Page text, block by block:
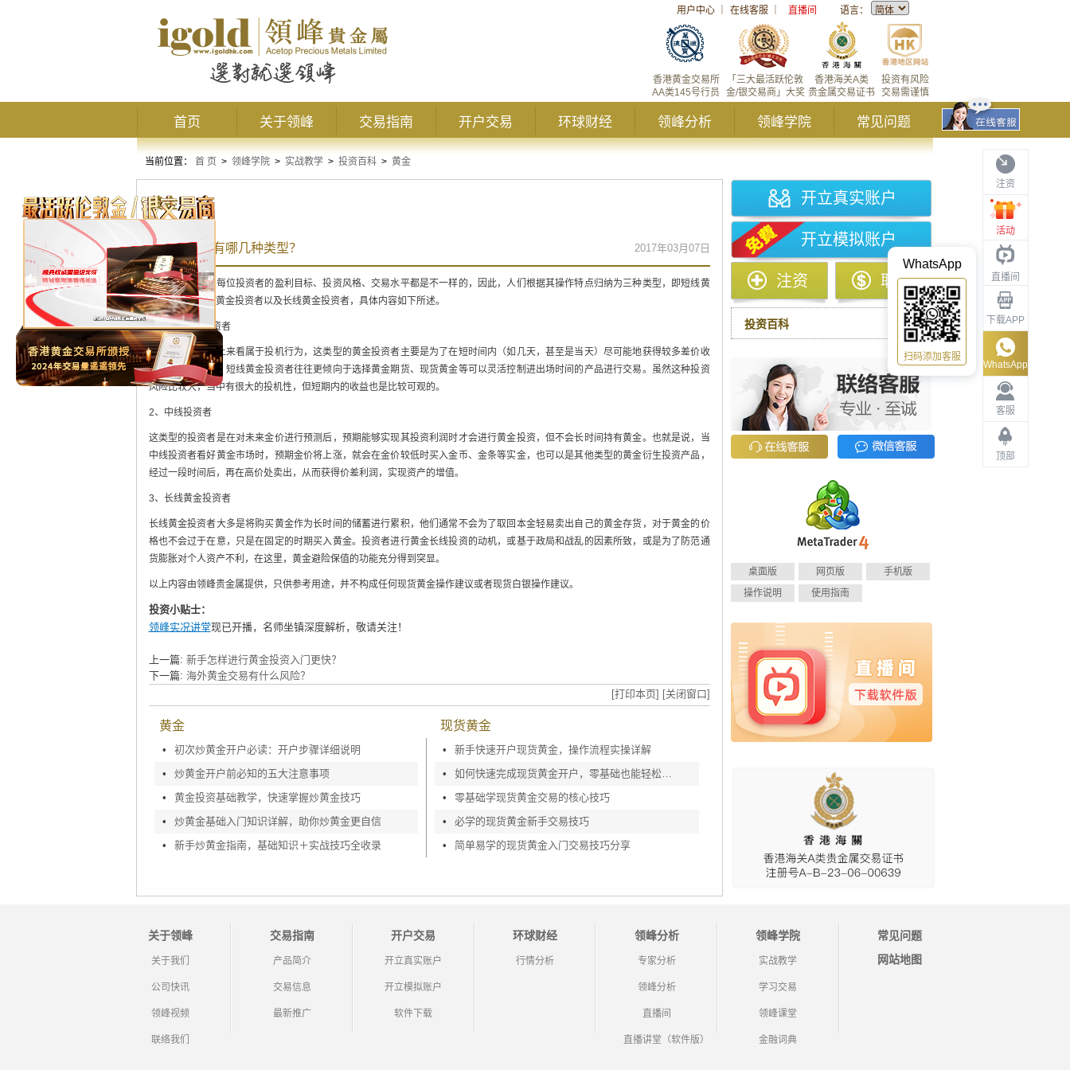
用户中心 在线客服 直播间 语言：
投资有风险
交易需谨慎
香港海关A类
贵金属交易证书
「三大最活跃伦敦
金/银交易商」大奖
香港黄金交易所
AA类145号行员
首页 关于领峰 交易指南 开户交易 环球财经 领峰分析 领峰学院 常见问题
注资
活动
直播间
下载APP
客服
顶部
WhatsApp
WhatsApp
扫码添加客服
当前位置： 首 页 > 领峰学院 > 实战教学 > 投资百科 > 黄金
黄金
黄金投资者有哪几种类型？ 2017年03月07日
在投资市场上，每位投资者的盈利目标、投资风格、交易水平都是不一样的，因此，人们根据其操作特点归纳为三种类型，即短线黄
金投资者、中线黄金投资者以及长线黄金投资者，具体内容如下所述。
1、短线黄金投资者
短线投资从本质上来看属于投机行为，这类型的黄金投资者主要是为了在短时间内（如几天，甚至是当天）尽可能地获得较多差价收
益。一般情况下，短线黄金投资者往往更倾向于选择黄金期货、现货黄金等可以灵活控制进出场时间的产品进行交易。虽然这种投资
风险比较大，当中有很大的投机性，但短期内的收益也是比较可观的。
2、中线投资者
这类型的投资者是在对未来金价进行预测后，预期能够实现其投资利润时才会进行黄金投资，但不会长时间持有黄金。也就是说，当
中线投资者看好黄金市场时，预期金价将上涨，就会在金价较低时买入金币、金条等实金，也可以是其他类型的黄金衍生投资产品，
经过一段时间后，再在高价处卖出，从而获得价差利润，实现资产的增值。
3、长线黄金投资者
长线黄金投资者大多是将购买黄金作为长时间的储蓄进行累积，他们通常不会为了取回本金轻易卖出自己的黄金存货，对于黄金的价
格也不会过于在意，只是在固定的时期买入黄金。投资者进行黄金长线投资的动机，或基于政局和战乱的因素所致，或是为了防范通
货膨胀对个人资产不利，在这里，黄金避险保值的功能充分得到突显。
以上内容由领峰贵金属提供，只供参考用途，并不构成任何现货黄金操作建议或者现货白银操作建议。
投资小贴士：
领峰实况讲堂现已开播，名师坐镇深度解析，敬请关注！
上一篇: 新手怎样进行黄金投资入门更快？
下一篇: 海外黄金交易有什么风险？
[打印本页] [关闭窗口]
黄金
•
初次炒黄金开户必读：开户步骤详细说明
•
炒黄金开户前必知的五大注意事项
•
黄金投资基础教学，快速掌握炒黄金技巧
•
炒黄金基础入门知识详解，助你炒黄金更自信
•
新手炒黄金指南，基础知识＋实战技巧全收录
现货黄金
•
新手快速开户现货黄金，操作流程实操详解
•
如何快速完成现货黄金开户，零基础也能轻松上手
•
零基础学现货黄金交易的核心技巧
•
必学的现货黄金新手交易技巧
•
简单易学的现货黄金入门交易技巧分享
开立真实账户
开立模拟账户
注资 取款
投资百科
桌面版 网页版
手机版
操作说明
使用指南
关于领峰
关于我们
公司快讯
领峰视频
联络我们
交易指南
产品简介
交易信息
最新推广
开户交易
开立真实账户
开立模拟账户
软件下载
环球财经
行情分析
领峰分析
专家分析
领峰分析
直播间
直播讲堂（软件版）
领峰学院
实战教学
学习交易
领峰课堂
金融词典
常见问题
网站地图